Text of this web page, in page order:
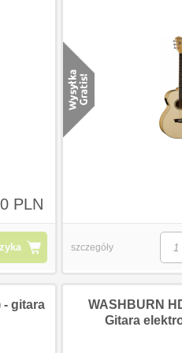
PLN
szczegóły
- gitara
WASHBURN
Gitara